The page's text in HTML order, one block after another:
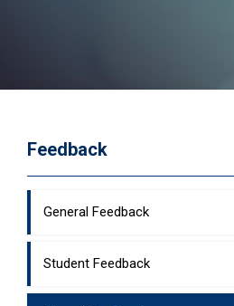
Feedback
General Feedback
Student Feedback